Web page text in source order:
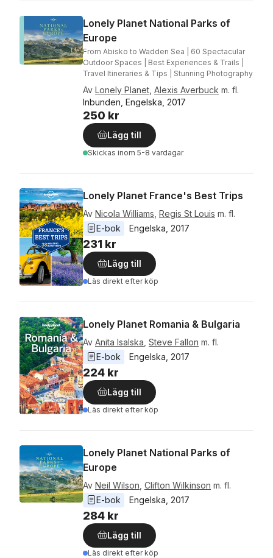
Lonely Planet National Parks of
Europe
From Abisko to Wadden Sea | 60 Spectacular
Outdoor Spaces | Best Experiences & Trails |
Travel Itineraries & Tips | Stunning Photography
Av Lonely Planet Alexis Averbuck m. fl.
Inbunden, Engelska, 2017
250 kr
Lägg till
Skickas inom 5-8 vardagar
Lonely Planet France's Best Trips
Av Nicola Williams Regis St Louis m. fl.
E-bok
Engelska 2017
231 kr
Lägg till
Läs direkt efter köp
Lonely Planet Romania & Bulgaria
Av Anita Isalska Steve Fallon m. fl.
E-bok
Engelska 2017
224 kr
Lägg till
Läs direkt efter köp
Lonely Planet National Parks of
Europe
Av Neil Wilson Clifton Wilkinson m. fl.
E-bok
Engelska 2017
284 kr
Lägg till
Läs direkt efter köp